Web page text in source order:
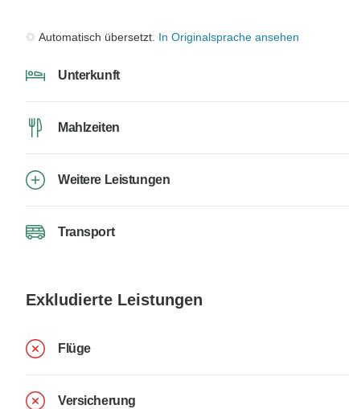
Automatisch übersetzt. In Originalsprache ansehen
Unterkunft
Mahlzeiten
Weitere Leistungen
Transport
Exkludierte Leistungen
Flüge
Versicherung